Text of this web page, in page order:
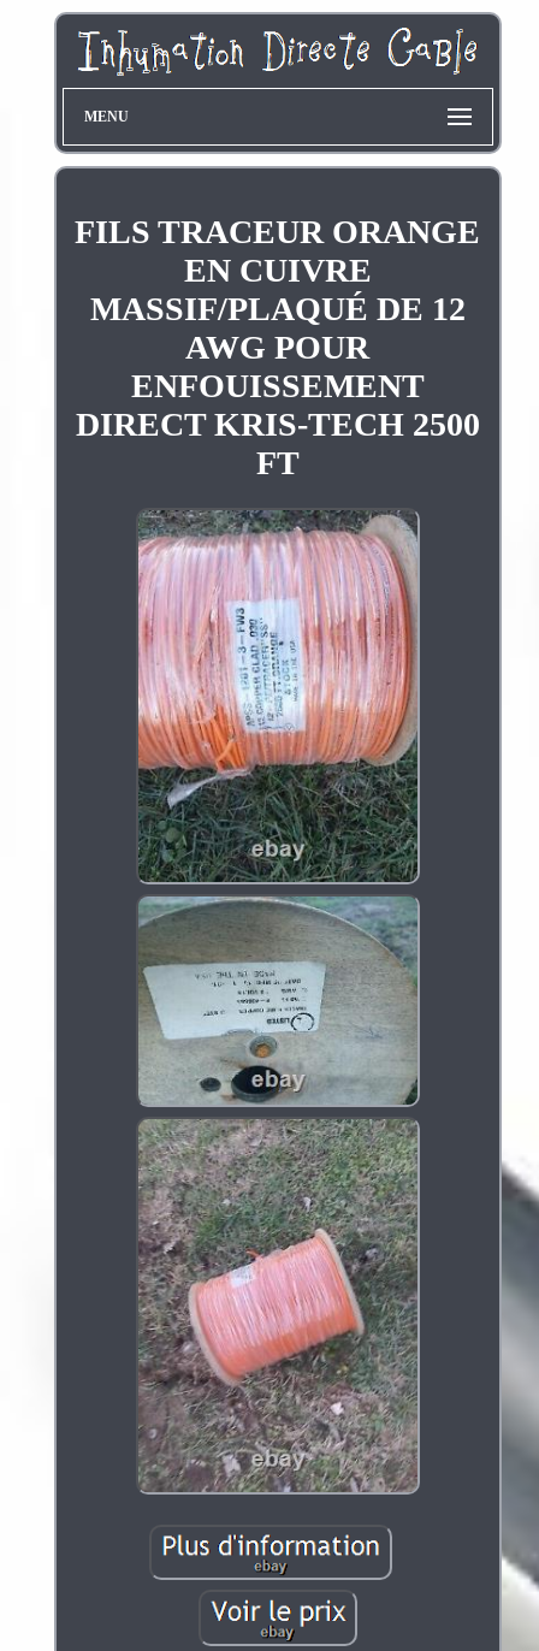
MENU
FILS TRACEUR ORANGE
EN CUIVRE
MASSIF/PLAQUÉ DE 12
AWG POUR
ENFOUISSEMENT
DIRECT KRIS-TECH 2500
FT